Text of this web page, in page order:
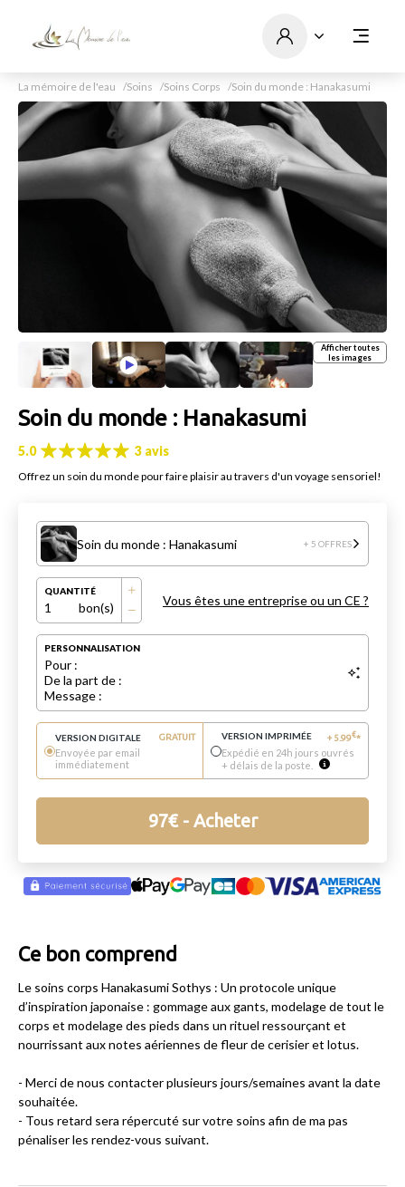
La mémoire de l'eau Soins Soins Corps Soin du monde : Hanakasumi
Afficher toutes
les images
Soin du monde : Hanakasumi
5.0 3 avis
Offrez un soin du monde pour faire plaisir au travers d'un voyage sensoriel!
Soin du monde : Hanakasumi + 5 OFFRES
QUANTITÉ
1 bon(s) Vous êtes une entreprise ou un CE ?
PERSONNALISATION
Pour :
De la part de :
Message :
VERSION DIGITALE GRATUIT
Envoyée par email
immédiatement
VERSION IMPRIMÉE +5.99€*
Expédié en 24h jours ouvrés
+ délais de la poste.
97€- Acheter
Ce bon comprend
Le soins corps Hanakasumi Sothys : Un protocole unique
d’inspiration japonaise : gommage aux gants, modelage de tout le
corps et modelage des pieds dans un rituel ressourçant et
nourrissant aux notes aériennes de fleur de cerisier et lotus.
- Merci de nous contacter plusieurs jours/semaines avant la date
souhaitée.
- Tous retard sera répercuté sur votre soins afin de ma pas
pénaliser les rendez-vous suivant.